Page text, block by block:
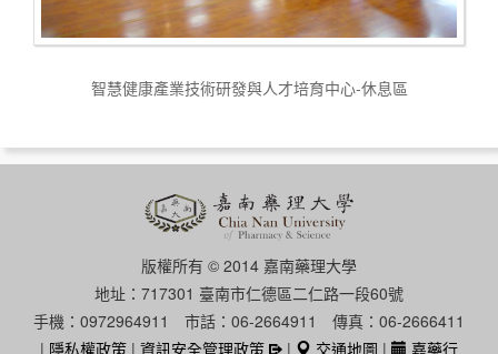
智慧健康產業技術研發與人才培育中心-休息區
版權所有 © 2014 嘉南藥理大學
地址：717301 臺南市仁德區二仁路一段60號
手機：0972964911 市話：06-2664911 傳真：06-2666411
| 隱私權政策 | 資訊安全管理政策 | 交通地圖 | 嘉藥行